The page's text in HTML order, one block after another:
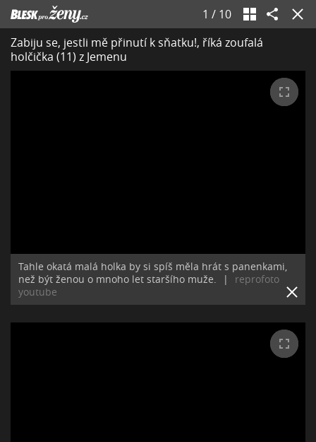
1 / 10
Zabiju se, jestli mě přinutí k sňatku!, říká zoufalá
holčička (11) z Jemenu
Tahle okatá malá holka by si spíš měla hrát s panenkami,
než být ženou o mnoho let staršího muže.
|
reprofoto
youtube